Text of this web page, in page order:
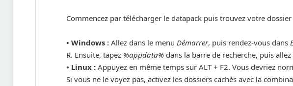
Commencez par télécharger le datapack puis trouvez votre
• Windows : Allez dans le menuDémarrer, puis rendez-vous dans
R. Ensuite, tapez %appdata% dans la barre de recherche, puis
• Linux : Appuyez en même temps sur ALT + F2. Vous devriez
Si vous ne le voyez pas, activez les dossiers cachés avec la